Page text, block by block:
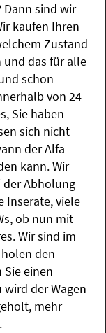
Dann sind wir
kaufen Ihren
Zustand
und das für alle
schon
von 24
Sie haben
sich nicht
der Alfa
kann. Wir
Abholung
Inserate, viele
ob nun mit
Wir sind im
den
Sie einen
der Wagen
mehr